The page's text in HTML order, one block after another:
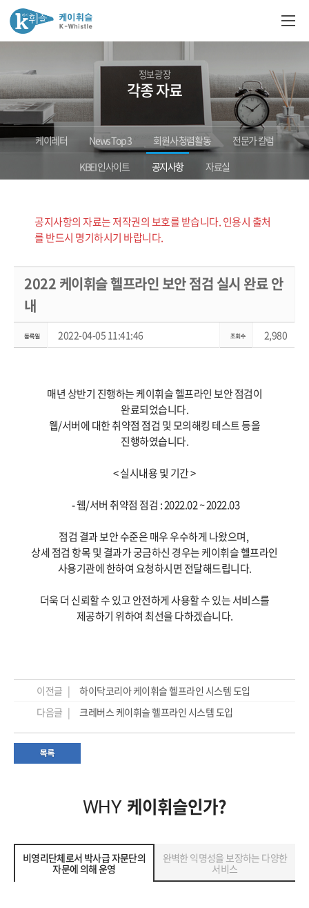
정보광장
각종 자료
케이레터 News Top 3 회원사 청렴활동
전문가 칼럼
KBEI 인사이트
공지사항 자료실
공지사항의 자료는 저작권의 보호를 받습니다. 인용시 출처
를 반드시 명기하시기 바랍니다.
2022 케이휘슬 헬프라인 보안 점검 실시 완료 안
내
2022-04-05 11:41:46 2,980
매년 상반기 진행하는 케이휘슬 헬프라인 보안 점검이
완료되었습니다.
웹/서버에 대한 취약점 점검 및 모의해킹 테스트 등을
진행하였습니다.
< 실시내용 및 기간 >
- 웹/서버 취약점 점검 : 2022.02 ~ 2022.03
점검 결과 보안 수준은 매우 우수하게 나왔으며,
상세 점검 항목 및 결과가 궁금하신 경우는 케이휘슬 헬프라인
사용기관에 한하여 요청하시면 전달해드립니다.
더욱 더 신뢰할 수 있고 안전하게 사용할 수 있는 서비스를
제공하기 위하여 최선을 다하겠습니다.
이전글 |
하이닥코리아 케이휘슬 헬프라인 시스템 도입
다음글 |
크레버스 케이휘슬 헬프라인 시스템 도입
WHY 케이휘슬인가?
비영리단체로서 박사급 자문단의
자문에 의해 운영
완벽한 익명성을 보장하는 다양한
서비스